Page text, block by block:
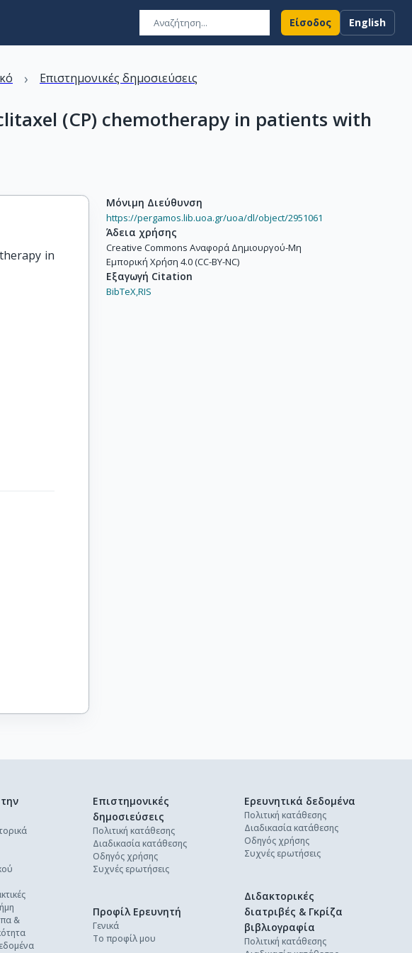
Είσοδος English
› Επιστημονικές δημοσιεύσεις
(CP) chemotherapy in patients with
in
Μόνιμη Διεύθυνση
https://pergamos.lib.uoa.gr/uoa/dl/object/2951061
Άδεια χρήσης
Creative Commons Αναφορά Δημιουργού-Μη
Εμπορική Χρήση 4.0 (CC-BY-NC)
Εξαγωγή Citation
BibTeX,RIS
&
Επιστημονικές
δημοσιεύσεις
Πολιτική κατάθεσης
Διαδικασία κατάθεσης
Οδηγός χρήσης
Συχνές ερωτήσεις
Ερευνητικά δεδομένα
Πολιτική κατάθεσης
Διαδικασία κατάθεσης
Οδηγός χρήσης
Συχνές ερωτήσεις
Διδακτορικές
διατριβές & Γκρίζα
βιβλιογραφία
Πολιτική κατάθεσης
Προφίλ Ερευνητή
Γενικά
Το προφίλ μου